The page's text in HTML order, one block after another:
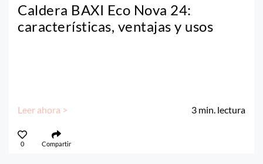
Caldera BAXI Eco Nova 24:
características, ventajas y usos
Leer ahora > 3 min. lectura
0 Compartir